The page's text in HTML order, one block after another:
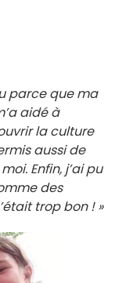
parce que ma
aidé à
la culture
aussi de
Enfin, j’ai pu
des
trop bon ! »